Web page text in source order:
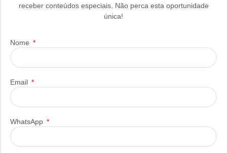
receber conteúdos especiais. Não perca esta oportunidade
única!
Nome
Email
WhatsApp